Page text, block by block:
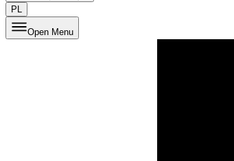
PL
Open Menu